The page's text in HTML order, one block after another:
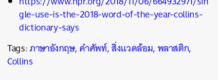
gle-use-is-the-2018-word-of-the-year-collins-
dictionary-says
Tags:ภาษาอังกฤษ,คำศัพท์,สิ่งแวดล้อม,พลาสติก,
Collins